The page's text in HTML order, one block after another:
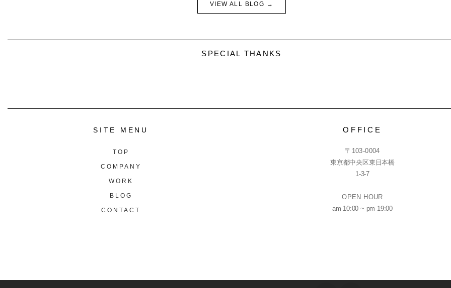
VIEW ALL BLOG →
SPECIAL THANKS
SITE MENU
TOP
COMPANY
WORK
BLOG
CONTACT
OFFICE
〒103-0004
東京都中央区東日本橋
1-3-7
OPEN HOUR
am 10:00 ~ pm 19:00